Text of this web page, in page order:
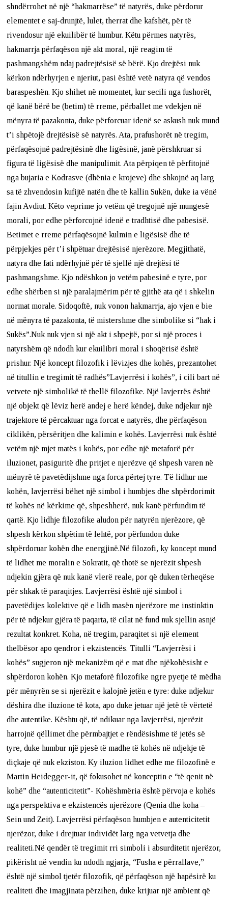
shndërrohet në një “hakmarrëse” të natyrës, duke përdorur
elementet e saj-drunjtë, lulet, therrat dhe kafshët, për të
rivendosur një ekuilibër të humbur. Këtu përmes natyrës,
hakmarrja përfaqëson një akt moral, një reagim të
pashmangshëm ndaj padrejtësisë së bërë. Kjo drejtësi nuk
kërkon ndërhyrjen e njeriut, pasi është vetë natyra që vendos
baraspeshën. Kjo shihet në momentet, kur secili nga fushorët,
që kanë bërë be (betim) të rreme, përballet me vdekjen në
mënyra të pazakonta, duke përforcuar idenë se askush nuk mund
t’i shpëtojë drejtësisë së natyrës. Ata, prafushorët në tregim,
përfaqësojnë padrejtësinë dhe ligësinë, janë përshkruar si
figura të ligësisë dhe manipulimit. Ata përpiqen të përfitojnë
nga bujaria e Kodrasve (dhënia e krojeve) dhe shkojnë aq larg
sa të zhvendosin kufijtë natën dhe të kallin Sukën, duke ia vënë
fajin Avdiut. Këto veprime jo vetëm që tregojnë një mungesë
morali, por edhe përforcojnë idenë e tradhtisë dhe pabesisë.
Betimet e rreme përfaqësojnë kulmin e ligësisë dhe të
përpjekjes për t’i shpëtuar drejtësisë njerëzore. Megjithatë,
natyra dhe fati ndërhyjnë për të sjellë një drejtësi të
pashmangshme. Kjo ndëshkon jo vetëm pabesinë e tyre, por
edhe shërben si një paralajmërim për të gjithë ata që i shkelin
normat morale. Sidoqoftë, nuk vonon hakmarrja, ajo vjen e bie
në mënyra të pazakonta, të mistershme dhe simbolike si “hak i
Sukës”.Nuk nuk vjen si një akt i shpejtë, por si një proces i
natyrshëm që ndodh kur ekuilibri moral i shoqërisë është
prishur. Një koncept filozofik i lëvizjes dhe kohës, prezantohet
në titullin e tregimit të radhës”Lavjerrësi i kohës”, i cili bart në
vetvete një simbolikë të thellë filozofike. Një lavjerrës është
një objekt që lëviz herë andej e herë këndej, duke ndjekur një
trajektore të përcaktuar nga forcat e natyrës, dhe përfaqëson
ciklikën, përsëritjen dhe kalimin e kohës. Lavjerrësi nuk është
vetëm një mjet matës i kohës, por edhe një metaforë për
iluzionet, pasiguritë dhe pritjet e njerëzve që shpesh varen në
mënyrë të pavetëdijshme nga forca përtej tyre. Të lidhur me
kohën, lavjerrësi bëhet një simbol i humbjes dhe shpërdorimit
të kohës në kërkime që, shpeshherë, nuk kanë përfundim të
qartë. Kjo lidhje filozofike aludon për natyrën njerëzore, që
shpesh kërkon shpëtim të lehtë, por përfundon duke
shpërdoruar kohën dhe energjinë.Në filozofi, ky koncept mund
të lidhet me moralin e Sokratit, që thotë se njerëzit shpesh
ndjekin gjëra që nuk kanë vlerë reale, por që duken tërheqëse
për shkak të paraqitjes. Lavjerrësi është një simbol i
pavetëdijes kolektive që e lidh masën njerëzore me instinktin
për të ndjekur gjëra të paqarta, të cilat në fund nuk sjellin asnjë
rezultat konkret. Koha, në tregim, paraqitet si një element
thelbësor apo qendror i ekzistencës. Titulli “Lavjerrësi i
kohës” sugjeron një mekanizëm që e mat dhe njëkohësisht e
shpërdoron kohën. Kjo metaforë filozofike ngre pyetje të mëdha
për mënyrën se si njerëzit e kalojnë jetën e tyre: duke ndjekur
dëshira dhe iluzione të kota, apo duke jetuar një jetë të vërtetë
dhe autentike. Kështu që, të ndikuar nga lavjerrësi, njerëzit
harrojnë qëllimet dhe përmbajtjet e rëndësishme të jetës së
tyre, duke humbur një pjesë të madhe të kohës në ndjekje të
diçkaje që nuk ekziston. Ky iluzion lidhet edhe me filozofinë e
Martin Heidegger-it, që fokusohet në konceptin e “të qenit në
kohë” dhe “autenticitetit”- Kohëshmëria është përvoja e kohës
nga perspektiva e ekzistencës njerëzore (Qenia dhe koha –
Sein und Zeit). Lavjerrësi përfaqëson humbjen e autenticitetit
njerëzor, duke i drejtuar individët larg nga vetvetja dhe
realiteti.Në qendër të tregimit rri simboli i absurditetit njerëzor,
pikërisht në vendin ku ndodh ngjarja, “Fusha e përrallave,”
është një simbol tjetër filozofik, që përfaqëson një hapësirë ku
realiteti dhe imagjinata përzihen, duke krijuar një ambient që